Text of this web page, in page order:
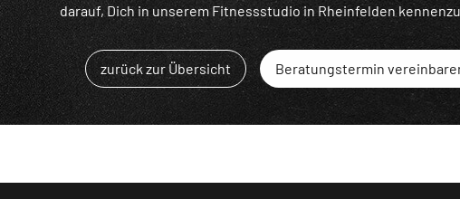
darauf, Dich in unserem Fitnessstudio in Rheinfelden
zurück zur Übersicht Beratungstermin